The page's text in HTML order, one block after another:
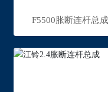
F5500胀断连杆总成